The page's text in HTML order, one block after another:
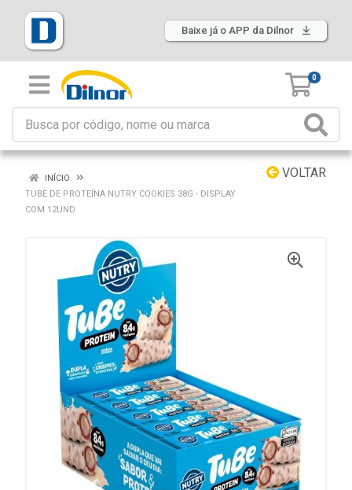
Baixe já o APP da Dilnor
0
VOLTAR
INÍCIO
TUBE DE PROTEÍNA NUTRY COOKIES 38G - DISPLAY
COM 12UND